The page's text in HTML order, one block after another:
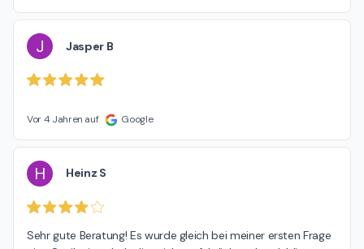
J Jasper B
Vor 4 Jahren auf Google
H Heinz S
Sehr gute Beratung! Es wurde gleich bei meiner ersten Frage